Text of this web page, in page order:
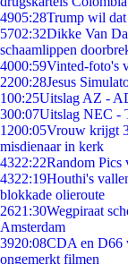
4905:28Trump wil
5702:32Dikke Van
schaamlippen
4000:59Vinted-foto's
2200:28Jesus
100:25Uitslag AZ -
300:07Uitslag NEC -
1200:05Vrouw krijgt
misdienaar in kerk
4322:22Random Pics
4322:19Houthi's
blokkade olieroute
2621:30Wegpiraat
Amsterdam
3920:08CDA en D66
ongemerkt filmen